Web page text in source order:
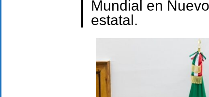
Mundial en
estatal.